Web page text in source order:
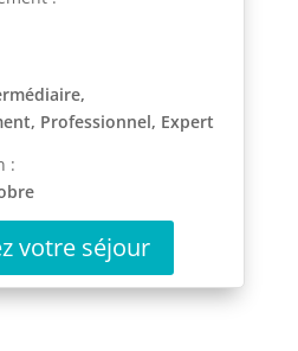
Professionnel, Expert
:
votre séjour